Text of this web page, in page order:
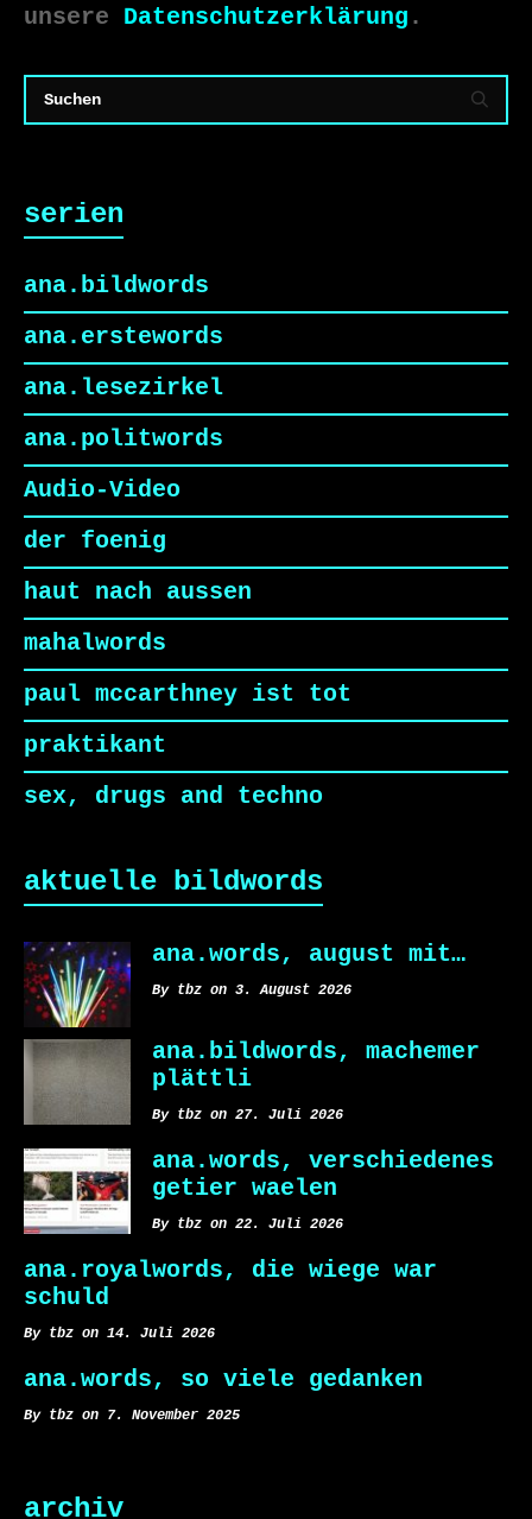
unsere Datenschutzerklärung .
serien
ana.bildwords
ana.erstewords
ana.lesezirkel
ana.politwords
Audio-Video
der foenig
haut nach aussen
mahalwords
paul mccarthney ist tot
praktikant
sex, drugs and techno
aktuelle bildwords
ana.words, august mit…
By tbz on 3. August 2026
ana.bildwords, machemer
plättli
By tbz on 27. Juli 2026
ana.words, verschiedenes
getier waelen
By tbz on 22. Juli 2026
ana.royalwords, die wiege war
schuld
By tbz on 14. Juli 2026
ana.words, so viele gedanken
By tbz on 7. November 2025
archiv